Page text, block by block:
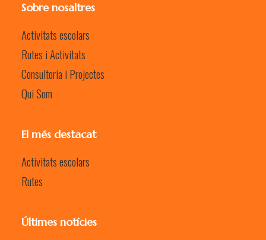
Sobre nosaltres
Activitats escolars
Rutes i Activitats
Consultoria i Projectes
Qui Som
El més destacat
Activitats escolars
Rutes
Últimes notícies